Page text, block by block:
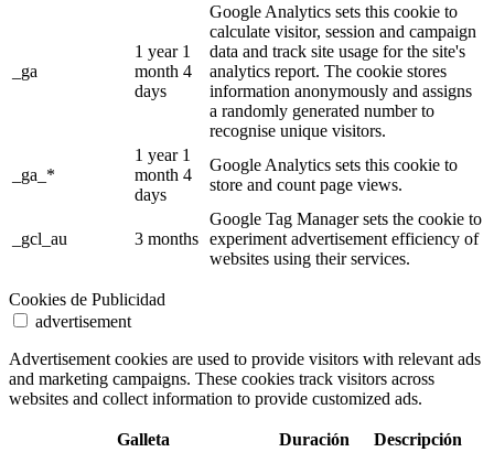
_ga
1 year 1
month 4
days
Google Analytics sets this cookie to
calculate visitor, session and campaign
data and track site usage for the site's
analytics report. The cookie stores
information anonymously and assigns
a randomly generated number to
recognise unique visitors.
_ga_*
1 year 1
month 4
days
Google Analytics sets this cookie to
store and count page views.
_gcl_au 3 months
Google Tag Manager sets the cookie to
experiment advertisement efficiency of
websites using their services.
Cookies de Publicidad
advertisement
Advertisement cookies are used to provide visitors with relevant ads
and marketing campaigns. These cookies track visitors across
websites and collect information to provide customized ads.
Galleta Duración Descripción